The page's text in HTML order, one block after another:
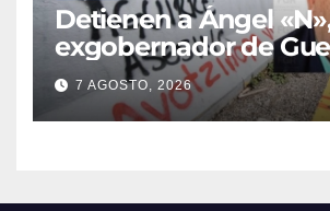
Detienen a Ángel
exgobernador de
por el caso
7 AGOSTO, 2026